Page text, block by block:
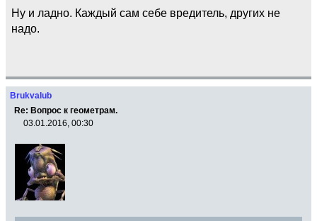
Ну и ладно. Каждый сам себе вредитель, других не
надо.
Brukvalub
Re: Вопрос к геометрам.
03.01.2016, 00:30